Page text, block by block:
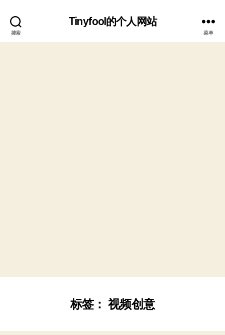
搜索
Tinyfool的个人网站
菜单
标签： 视频创意